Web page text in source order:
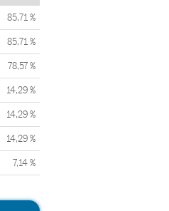
85,71 %
85,71 %
78,57 %
14,29 %
14,29 %
14,29 %
7,14 %